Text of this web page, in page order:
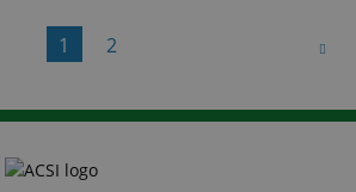
We hebben veel verschillende
1 2